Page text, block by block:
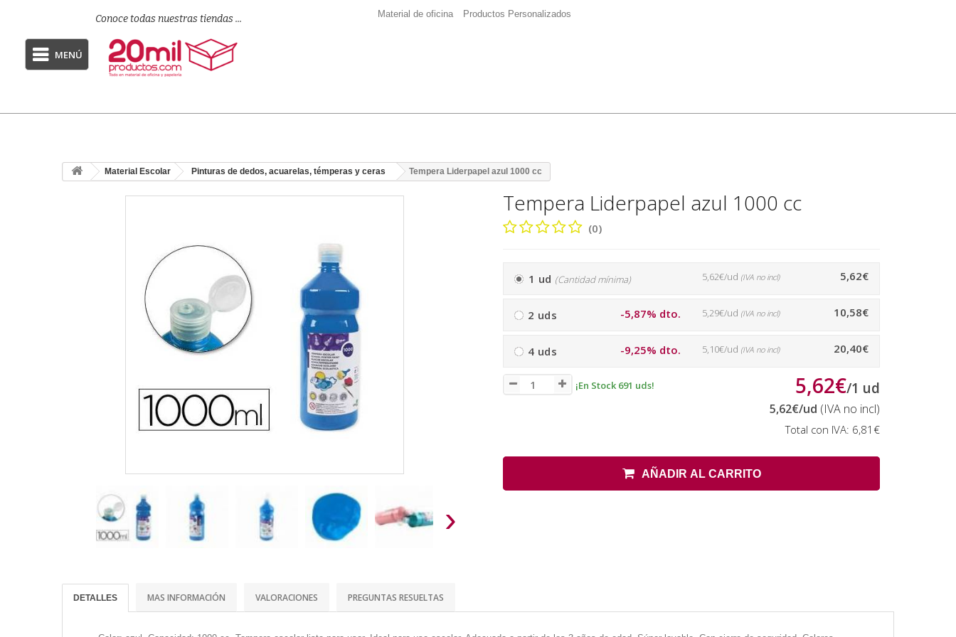
Conoce todas nuestras tiendas ... Material de oficina Productos Personalizados
MENÚ
Material Escolar Pinturas de dedos, acuarelas, témperas y ceras Tempera Liderpapel azul 1000 cc
›
Tempera Liderpapel azul 1000 cc
(0)
1 ud (Cantidad mínima) 5,62€
5,62€/ud (IVA no incl)
2 uds -5,87% dto. 10,58€
5,29€/ud (IVA no incl)
4 uds -9,25% dto. 20,40€
5,10€/ud (IVA no incl)
¡En Stock 691 uds! 5,62€/1 ud
5,62€/ud (IVA no incl)
Total con IVA: 6,81€
AÑADIR AL CARRITO
DETALLES MAS INFORMACIÓN VALORACIONES PREGUNTAS RESUELTAS